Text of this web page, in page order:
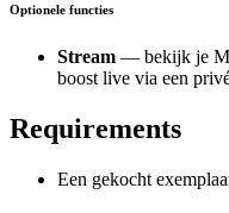
Optionele functies
Stream — bekijk je
boost live via een
Requirements
Een gekocht